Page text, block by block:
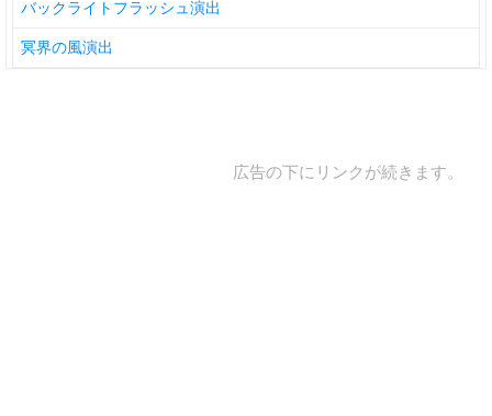
バックライトフラッシュ演出
冥界の風演出
広告の下にリンクが続きます。